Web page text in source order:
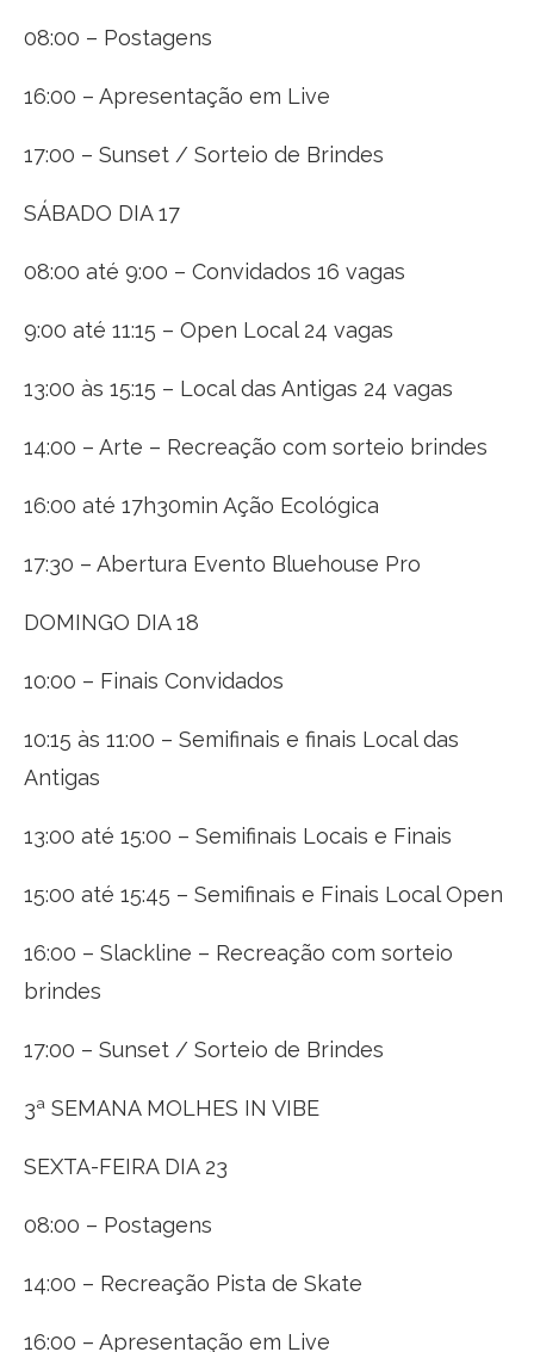
08:00 – Postagens
16:00 – Apresentação em Live
17:00 – Sunset / Sorteio de Brindes
SÁBADO DIA 17
08:00 até 9:00 – Convidados 16 vagas
9:00 até 11:15 – Open Local 24 vagas
13:00 às 15:15 – Local das Antigas 24 vagas
14:00 – Arte – Recreação com sorteio brindes
16:00 até 17h30min Ação Ecológica
17:30 – Abertura Evento Bluehouse Pro
DOMINGO DIA 18
10:00 – Finais Convidados
10:15 às 11:00 – Semifinais e finais Local das
Antigas
13:00 até 15:00 – Semifinais Locais e Finais
15:00 até 15:45 – Semifinais e Finais Local Open
16:00 – Slackline – Recreação com sorteio
brindes
17:00 – Sunset / Sorteio de Brindes
3ª SEMANA MOLHES IN VIBE
SEXTA-FEIRA DIA 23
08:00 – Postagens
14:00 – Recreação Pista de Skate
16:00 – Apresentação em Live